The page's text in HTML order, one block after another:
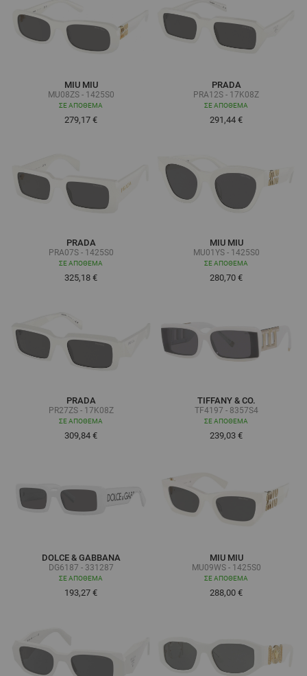
MIU MIU
MU08ZS - 1425S0
ΣΕ ΑΠΌΘΕΜΑ
279,17 €
PRADA
PRA12S - 17K08Z
ΣΕ ΑΠΌΘΕΜΑ
291,44 €
PRADA
PRA07S - 1425S0
ΣΕ ΑΠΌΘΕΜΑ
325,18 €
MIU MIU
MU01YS - 1425S0
ΣΕ ΑΠΌΘΕΜΑ
280,70 €
PRADA
PR27ZS - 17K08Z
ΣΕ ΑΠΌΘΕΜΑ
309,84 €
TIFFANY & CO.
TF4197 - 8357S4
ΣΕ ΑΠΌΘΕΜΑ
239,03 €
DOLCE & GABBANA
DG6187 - 331287
ΣΕ ΑΠΌΘΕΜΑ
193,27 €
MIU MIU
MU09WS - 1425S0
ΣΕ ΑΠΌΘΕΜΑ
288,00 €